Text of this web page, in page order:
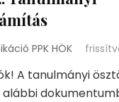
PPK HÖK
A tanulmányi